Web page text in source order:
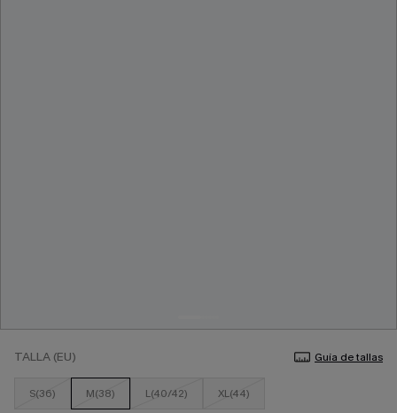
TALLA (EU) Guía de tallas
S(36) M(38) L(40/42) XL(44)